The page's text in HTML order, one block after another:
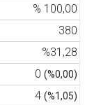
% 100,00
380
%31,28
0 (%0,00)
4 (%1,05)